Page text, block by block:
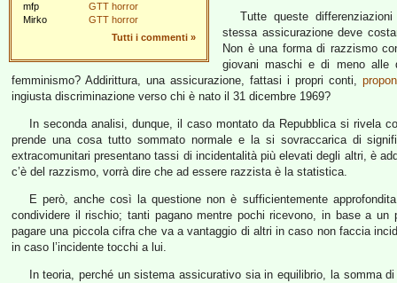
mfp
GTT horror
Mirko
GTT horror
Tutti i commenti »
Tutte queste
stessa assicurazione deve
Non è una forma di razzismo
giovani maschi e di meno alle
femminismo? Addirittura, una assicurazione, fattasi i propri conti,
ingiusta discriminazione verso chi è nato il 31 dicembre 1969?
In seconda analisi, dunque, il caso montato da Repubblica si rivela
prende una cosa tutto sommato normale e la si sovraccarica di
extracomunitari presentano tassi di incidentalità più elevati degli altri, è
c’è del razzismo, vorrà dire che ad essere razzista è la statistica.
E però, anche così la questione non è sufficientemente
condividere il rischio; tanti pagano mentre pochi ricevono, in base a un
pagare una piccola cifra che va a vantaggio di altri in caso non faccia
in caso l’incidente tocchi a lui.
In teoria, perché un sistema assicurativo sia in equilibrio, la somma